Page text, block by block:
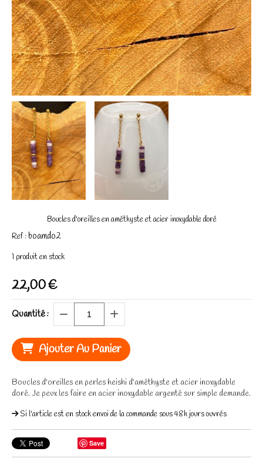
Boucles d'oreilles en améthyste et acier inoxydable doré
Ref : boamdo2
22,00€
1 produit en stock
Quantité :
Ajouter Au Panier
Boucles d'oreilles en perles heishi d'améthyste et acier inoxydable
doré. Je peux les faire en acier inoxydable argenté sur simple demande.
Si l'article est en stock envoi de la commande sous 48h jours ouvrés
Save